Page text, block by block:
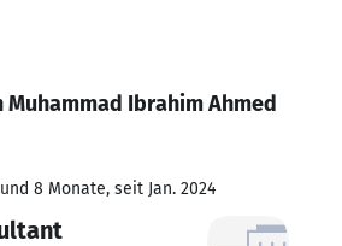
Ibrahim Ahmed
8 Monate, seit Jan. 2024